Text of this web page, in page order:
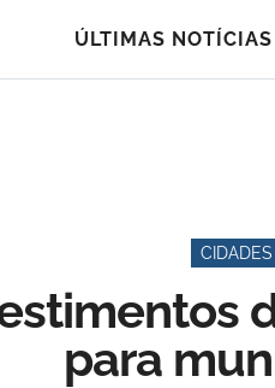
ÚLTIMAS NOTÍCIAS
CIDADES
para